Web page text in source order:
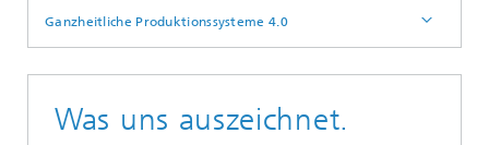
Ganzheitliche Produktionssysteme 4.0
Was uns auszeichnet.